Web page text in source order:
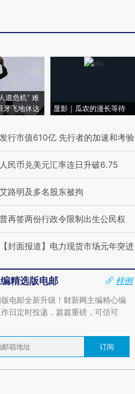
道危机” 难
牙飞地休达
显影｜瓜农的漫长等待
行市值610亿 先行者的加速和考验
民币兑美元汇率连日升破6.75
艾路明及多名股东被拘
再签两份行政令限制出生公民权
【封面报道】电力现货市场元年突进
精选版电邮
样例
电邮全新升级！财新网主编精心编
日定时投递，篇篇重磅，可信可
订阅